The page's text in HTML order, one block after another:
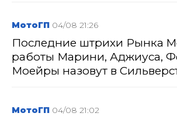
МотоГП 04/08 21:26
Последние штрихи Рынка
работы Марини, Аджиуса,
Моейры назовут в
МотоГП 04/08 21:02